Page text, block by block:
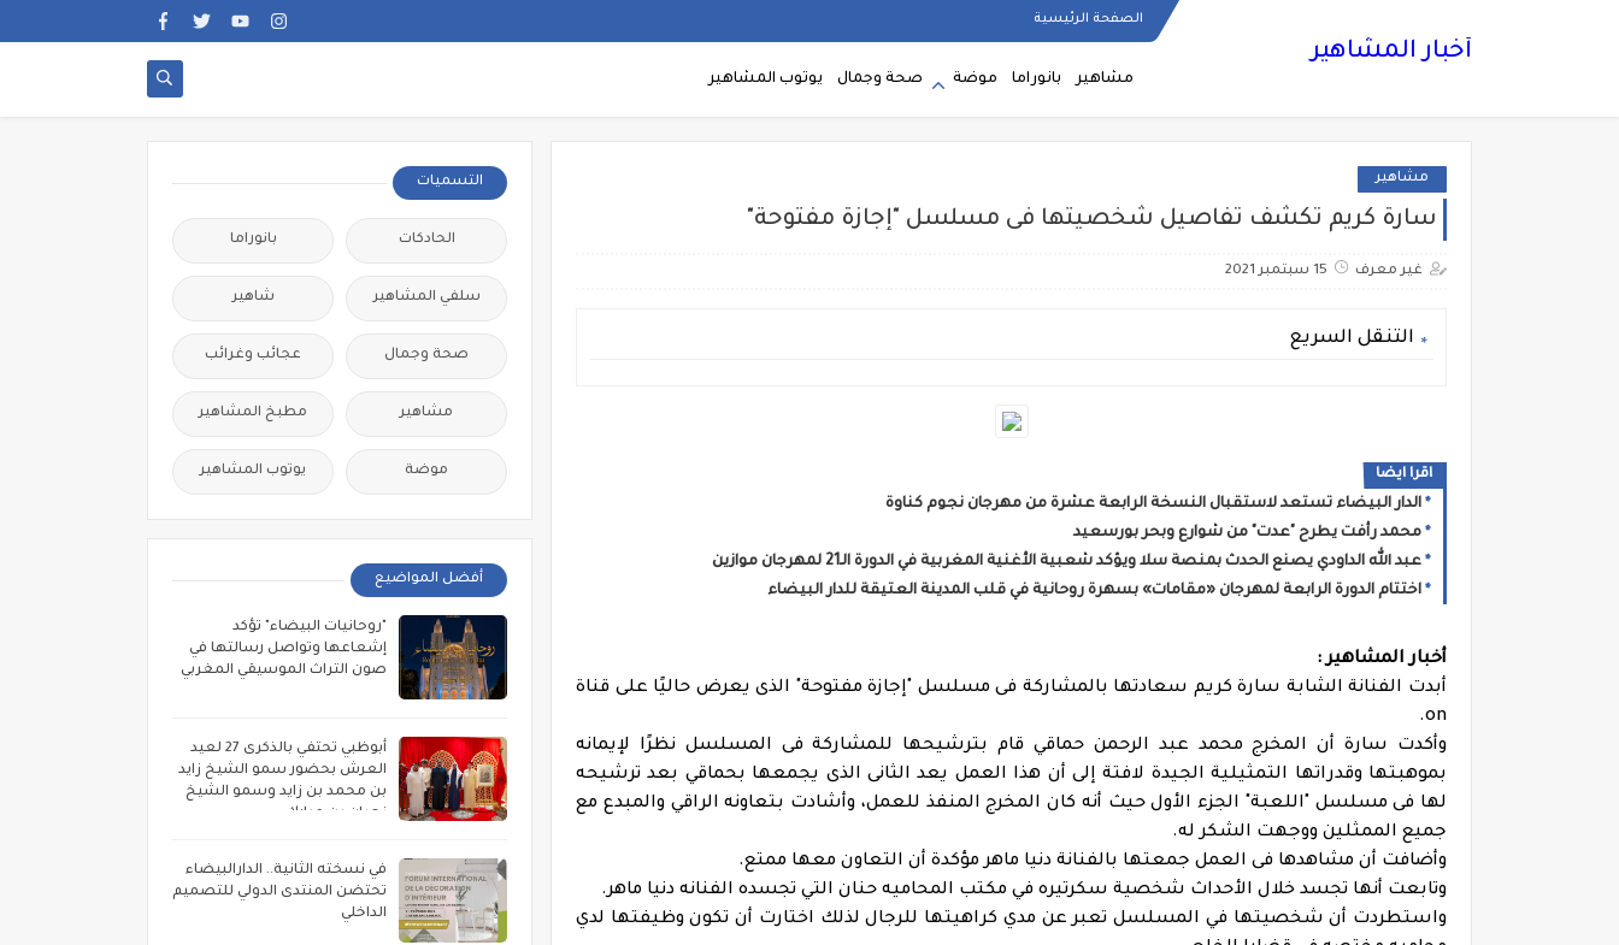
الصفحة الرئيسية
أخبار المشاهير
مشاهير بانوراما موضة صحة وجمال يوتوب المشاهير
مشاهير
سارة كريم تكشف تفاصيل شخصيتها فى مسلسل "إجازة مفتوحة"
غير معرف 15 سبتمبر 2021
التنقل السريع
اقرا ايضا
الدار البيضاء تستعد لاستقبال النسخة الرابعة عشرة من مهرجان نجوم كناوة
محمد رأفت يطرح "عدت" من شوارع وبحر بورسعيد
عبد الله الداودي يصنع الحدث بمنصة سلا ويؤكد شعبية الأغنية المغربية في الدورة الـ21 لمهرجان موازين
اختتام الدورة الرابعة لمهرجان «مقامات» بسهرة روحانية في قلب المدينة العتيقة للدار البيضاء
أخبار المشاهير :
أبدت الفنانة الشابة سارة كريم سعادتها بالمشاركة فى مسلسل "إجازة مفتوحة" الذى يعرض حاليًا على قناة
on.
وأكدت سارة أن المخرج محمد عبد الرحمن حماقي قام بترشيحها للمشاركة فى المسلسل نظرًا لإيمانه
بموهبتها وقدراتها التمثيلية الجيدة لافتة إلى أن هذا العمل يعد الثانى الذى يجمعها بحماقي بعد ترشيحه
لها فى مسلسل "اللعبة" الجزء الأول حيث أنه كان المخرج المنفذ للعمل، وأشادت بتعاونه الراقي والمبدع مع
جميع الممثلين ووجهت الشكر له.
وأضافت أن مشاهدها فى العمل جمعتها بالفنانة دنيا ماهر مؤكدة أن التعاون معها ممتع.
وتابعت أنها تجسد خلال الأحداث شخصية سكرتيره في مكتب المحاميه حنان التي تجسده الفنانه دنيا ماهر.
واستطردت أن شخصيتها في المسلسل تعبر عن مدي كراهيتها للرجال لذلك اختارت أن تكون وظيفتها لدي
التسميات
الحادكات بانوراما
سلفي المشاهير شاهير
صحة وجمال عجائب وغرائب
مشاهير مطبخ المشاهير
موضة يوتوب المشاهير
أفضل المواضيع
"روحانيات البيضاء" تؤكد
إشعاعها وتواصل رسالتها في
صون التراث الموسيقي المغربي
أبوظبي تحتفي بالذكرى 27 لعيد
العرش بحضور سمو الشيخ زايد
بن محمد بن زايد وسمو الشيخ
نهيان بن مبارك
في نسخته الثانية.. الدارالبيضاء
تحتضن المنتدى الدولي للتصميم
الداخلي